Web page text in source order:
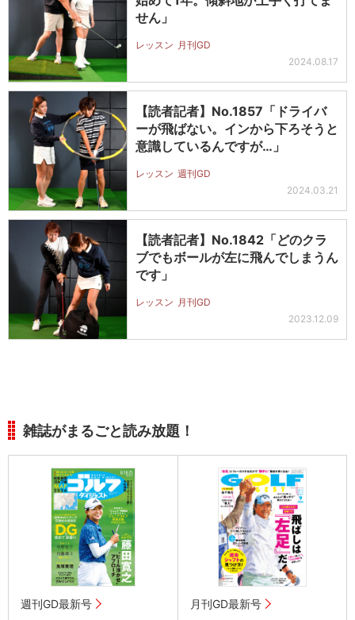
せん」
レッスン 月刊GD
2024.08.17
【読者記者】No.1857「ドライバ
ーが飛ばない。インから下ろそうと
意識しているんですが…」
レッスン 週刊GD
2024.03.21
【読者記者】No.1842「どのクラ
ブでもボールが左に飛んでしまうん
です」
レッスン 月刊GD
2023.12.09
雑誌がまるごと読み放題！
週刊GD最新号 月刊GD最新号